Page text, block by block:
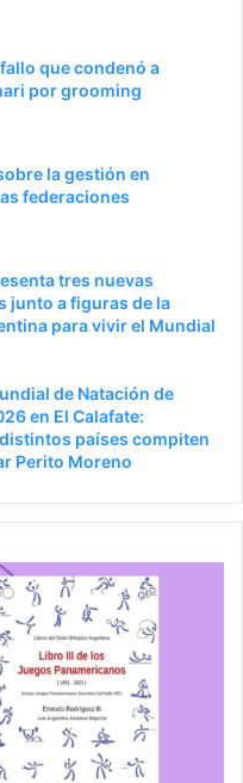
p
i
que condenó a
por grooming
la gestión en
federaciones
tres nuevas
junto a figuras de la
para vivir el Mundial
de Natación de
en El Calafate:
países compiten
Perito Moreno